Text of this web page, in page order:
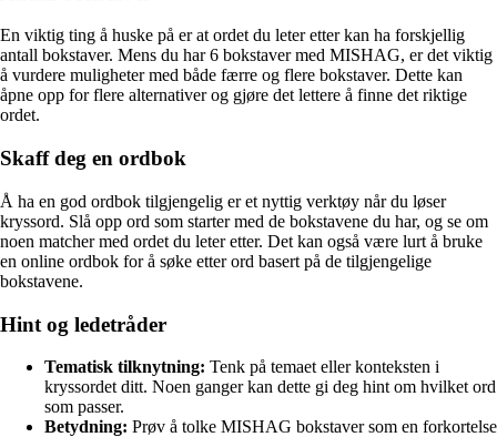
En viktig ting å huske på er at ordet du leter etter kan ha forskjellig
antall bokstaver. Mens du har 6 bokstaver med MISHAG, er det viktig
å vurdere muligheter med både færre og flere bokstaver. Dette kan
åpne opp for flere alternativer og gjøre det lettere å finne det riktige
ordet.
Skaff deg en ordbok
Å ha en god ordbok tilgjengelig er et nyttig verktøy når du løser
kryssord. Slå opp ord som starter med de bokstavene du har, og se om
noen matcher med ordet du leter etter. Det kan også være lurt å bruke
en online ordbok for å søke etter ord basert på de tilgjengelige
bokstavene.
Hint og ledetråder
Tematisk tilknytning: Tenk på temaet eller konteksten i
kryssordet ditt. Noen ganger kan dette gi deg hint om hvilket ord
som passer.
Betydning: Prøv å tolke MISHAG bokstaver som en forkortelse